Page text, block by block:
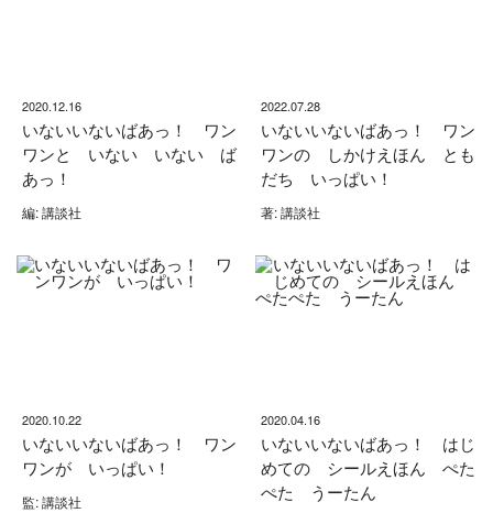
2020.12.16
いないいないばあっ！ ワン
ワンと いない いない ば
あっ！
編: 講談社
2022.07.28
いないいないばあっ！ ワン
ワンの しかけえほん とも
だち いっぱい！
著: 講談社
2020.10.22
いないいないばあっ！ ワン
ワンが いっぱい！
監: 講談社
2020.04.16
いないいないばあっ！ はじ
めての シールえほん ぺた
ぺた うーたん